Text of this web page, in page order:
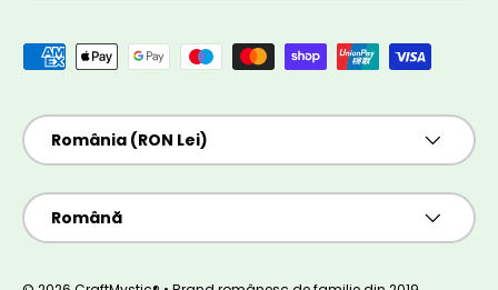
Metode de plată acceptate
Țară/Regiune
România (RON Lei)
Limbă
Română